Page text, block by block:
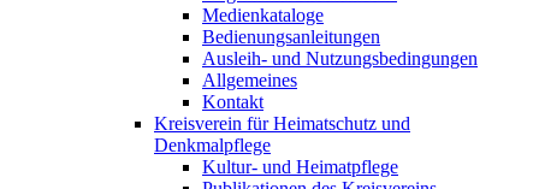
Medienkataloge
Bedienungsanleitungen
Ausleih- und Nutzungsbedingungen
Allgemeines
Kontakt
Kreisverein für Heimatschutz und
Denkmalpflege
Kultur- und Heimatpflege